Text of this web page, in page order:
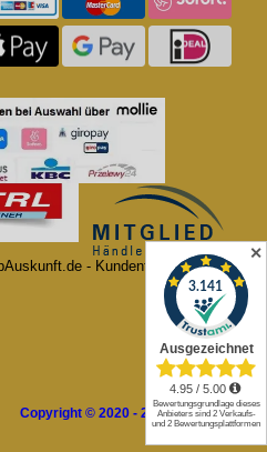
Copyright © 2020 - 2026 Rolladen
✕